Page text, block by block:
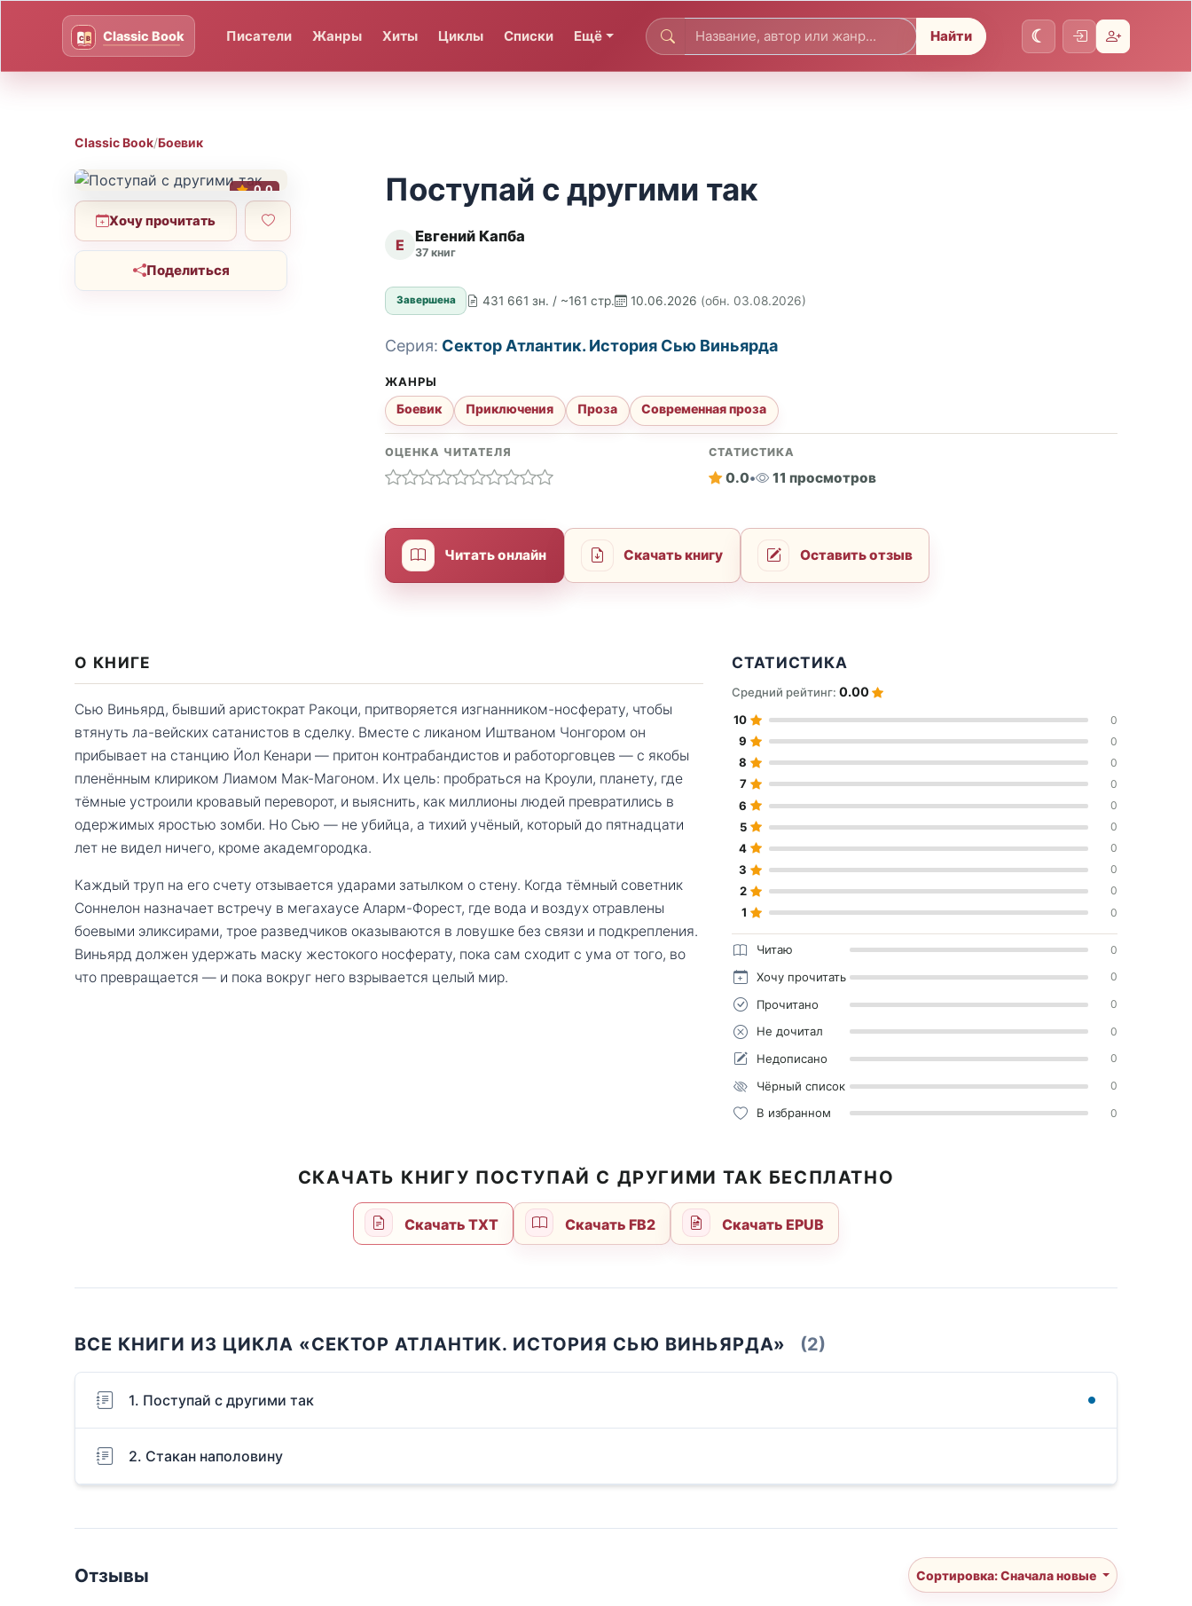
Писатели Жанры Хиты Циклы Списки Ещё Найти
Classic Book/Боевик
0.0
Хочу прочитать
Поделиться
Поступай с другими так
Е Евгений Капба
37 книг
Завершена 431 661 зн. / ~161 стр. 10.06.2026 (обн. 03.08.2026)
Серия: Сектор Атлантик. История Сью Виньярда
ЖАНРЫ
Боевик Приключения Проза Современная проза
ОЦЕНКА ЧИТАТЕЛЯ СТАТИСТИКА
0.0• 11 просмотров
Читать онлайн Скачать книгу Оставить отзыв
О КНИГЕ
Сью Виньярд, бывший аристократ Ракоци, притворяется изгнанником-носферату, чтобы
втянуть ла-вейских сатанистов в сделку. Вместе с ликаном Иштваном Чонгором он
прибывает на станцию Йол Кенари — притон контрабандистов и работорговцев — с якобы
пленённым клириком Лиамом Мак-Магоном. Их цель: пробраться на Кроули, планету, где
тёмные устроили кровавый переворот, и выяснить, как миллионы людей превратились в
одержимых яростью зомби. Но Сью — не убийца, а тихий учёный, который до пятнадцати
лет не видел ничего, кроме академгородка.
Каждый труп на его счету отзывается ударами затылком о стену. Когда тёмный советник
Соннелон назначает встречу в мегахаусе Аларм-Форест, где вода и воздух отравлены
боевыми эликсирами, трое разведчиков оказываются в ловушке без связи и подкрепления.
Виньярд должен удержать маску жестокого носферату, пока сам сходит с ума от того, во
что превращается — и пока вокруг него взрывается целый мир.
СТАТИСТИКА
Средний рейтинг:0.00
10 0
9 0
8 0
7 0
6 0
5 0
4 0
3 0
2 0
1 0
Читаю 0
Хочу прочитать 0
Прочитано 0
Не дочитал 0
Недописано 0
Чёрный список 0
В избранном 0
СКАЧАТЬ КНИГУ ПОСТУПАЙ С ДРУГИМИ ТАК БЕСПЛАТНО
Скачать TXT Скачать FB2 Скачать EPUB
ВСЕ КНИГИ ИЗ ЦИКЛА «СЕКТОР АТЛАНТИК. ИСТОРИЯ СЬЮ ВИНЬЯРДА» (2)
1. Поступай с другими так
2. Стакан наполовину
Отзывы Сортировка: Сначала новые